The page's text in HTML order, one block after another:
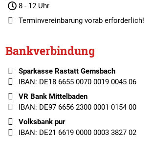
8 - 12 Uhr
Terminvereinbarungvorab erforderlich!
Bankverbindung
Sparkasse Rastatt Gernsbach
IBAN: DE18 6655 0070 0019 0045 06
VR Bank Mittelbaden
IBAN: DE97 6656 2300 0001 0154 00
Volksbank pur
IBAN: DE21 6619 0000 0003 3827 02